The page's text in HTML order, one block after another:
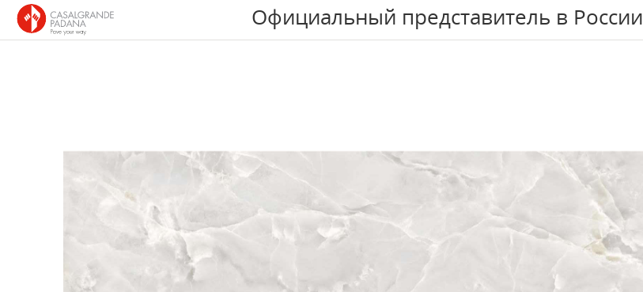
Официальный представитель в России